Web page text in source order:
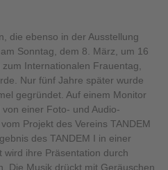
die ebenso in der Ausstellung
Sonntag, dem 8. März, um 16
Internationalen Frauentag,
Nur fünf Jahre später wurde
gegründet. Auf einem Monitor
einer Foto- und Audio-
Projekt des Vereins TANDEM
des TANDEM I in einer
wird ihre Präsentation durch
Die Musik drückt mit Geräuschen